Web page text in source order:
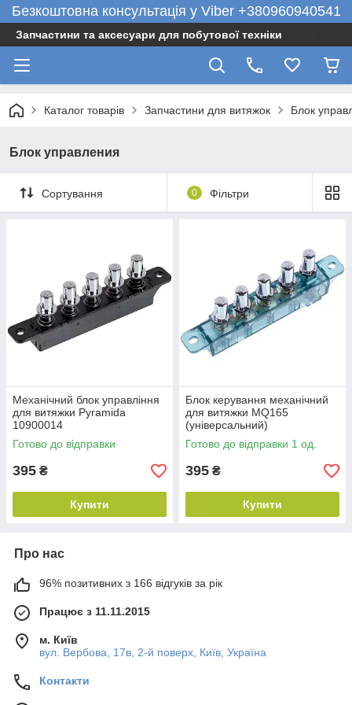
Безкоштовна консультація у Viber +380960940541
Запчастини та аксесуари для побутової техніки
Каталог товарів Запчастини для витяжок Блок
Блок управления
Сортування 0 Фільтри
Механічний блок управління
для витяжки Pyramida
10900014
Готово до відправки
395 ₴
Купити
Блок керування механічний
для витяжки MQ165
(універсальний)
Готово до відправки 1 од.
395 ₴
Купити
Про нас
96% позитивних з 166 відгуків за рік
Працює з 11.11.2015
м. Київ
вул. Вербова, 17в, 2-й поверх, Київ, Україна
Контакти